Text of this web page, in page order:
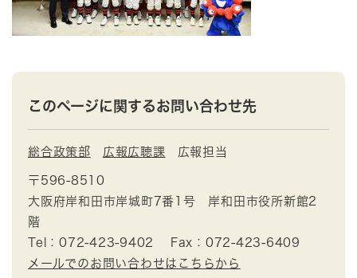
このページに関するお問い合わせ先
総合政策部 広報広聴課 広報担当
〒596-8510
大阪府岸和田市岸城町7番1号 岸和田市役所新館2
階
Tel：072-423-9402
Fax：072-423-6409
メールでのお問い合わせはこちらから